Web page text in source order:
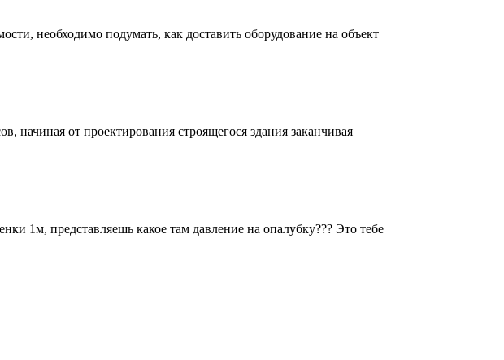
необходимо подумать, как доставить оборудование на объект
начиная от проектирования строящегося здания заканчивая
1м, представляешь какое там давление на опалубку??? Это тебе